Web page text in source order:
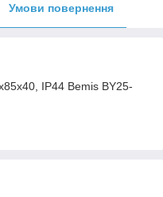
Умови повернення
IP44 Bemis BY25-